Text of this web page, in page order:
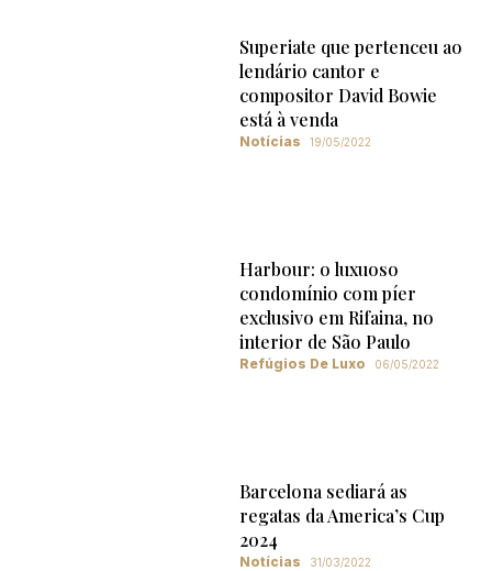
Superiate que pertenceu ao
lendário cantor e
compositor David Bowie
está à venda
Notícias 19/05/2022
Harbour: o luxuoso
condomínio com píer
exclusivo em Rifaina, no
interior de São Paulo
Refúgios De Luxo 06/05/2022
Barcelona sediará as
regatas da America’s Cup
2024
Notícias 31/03/2022